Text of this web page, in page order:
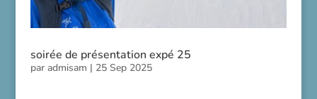
soirée de présentation expé 25
par admisam | 25 Sep 2025